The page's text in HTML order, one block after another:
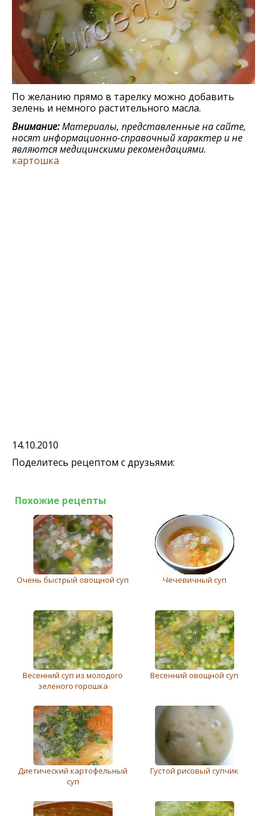
По желанию прямо в тарелку можно добавить
зелень и немного растительного масла.
Внимание:Материалы, представленные на сайте,
носят информационно-справочный характер и не
являются медицинскими рекомендациями.
картошка
14.10.2010
Поделитесь рецептом с друзьями:
Похожие рецепты
Очень быстрый овощной суп Чечевичный суп
Весенний суп из молодого
зеленого горошка
Весенний овощной суп
Диетический картофельный
суп
Густой рисовый супчик